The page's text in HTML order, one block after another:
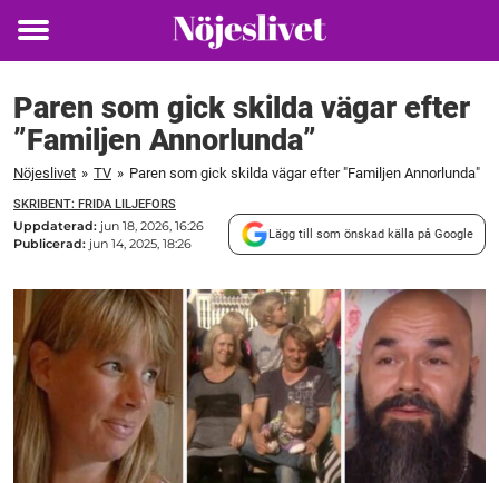
Toggle
Paren som gick skilda vägar efter
”Familjen Annorlunda”
Nöjeslivet » TV » Paren som gick skilda vägar efter "Familjen Annorlunda"
SKRIBENT: FRIDA LILJEFORS
Uppdaterad: jun 18, 2026, 16:26
Publicerad: jun 14, 2025, 18:26
Lägg till som önskad källa på Google